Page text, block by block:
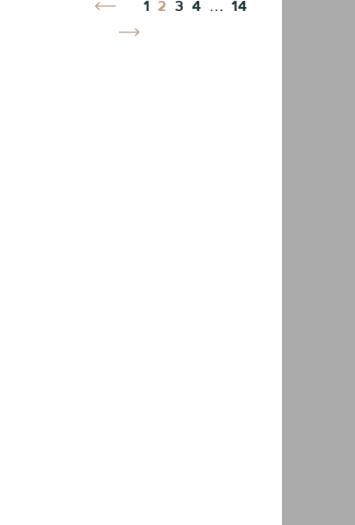
1 2 3 4 … 14